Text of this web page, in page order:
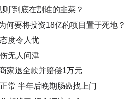
向未来。” 姆班达还将生肖马的意象与
而是源于创新、工程和远见。“马年远
出一个国家正满怀信心、目标明确地奔
味在山河间漫溢铺展，人们在憧憬中开
在广东汕头潮阳区“2026年春节潮阳英
华社发（姚军 摄） “春节承载着中华民
国情怀。过文化年、过旅游年已经成为
部产业发展司负责人傅瀚霄说。 春节不
守望相助的温暖。 江苏南京设立38个
送上不同风味的年夜饭；湖北武汉社区
春联、送祝福；甘肃兰州志愿者为困难
意见》、《最高人民法院关于优化法治环
指导意见》等政策精神相违背，亟需引起
，杜绝此类现象的发生，切实维护市场主
下违法指使管理人扣押早已成就退还条件
，无端剥夺市场主体的财产所有权，导致
年2月16日，淳安永
”到底在割谁的韭菜？
划局断水断电5年 为何要将投资18亿的项目置于死地？
度令人忧
无人问津
家退全款并赔偿1万元
常 半年后晚期肠癌找上门